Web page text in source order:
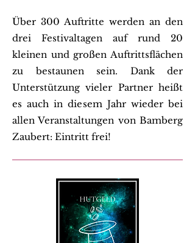
Über 300 Auftritte werden an den
drei Festivaltagen auf rund 20
kleinen und großen Auftrittsflächen
zu bestaunen sein. Dank der
Unterstützung vieler Partnerheißt
es auch in diesem Jahr wieder bei
allen Veranstaltungen von Bamberg
Zaubert: Eintritt frei!